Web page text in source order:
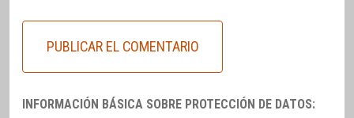
INFORMACIÓN BÁSICA SOBRE PROTECCIÓN DE DATOS: